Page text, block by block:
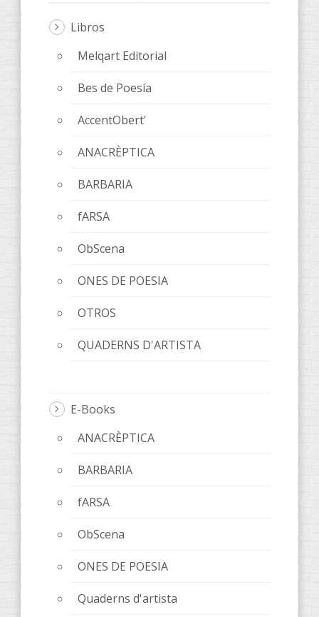
Libros
Melqart Editorial
Bes de Poesía
AccentObert'
ANACRÈPTICA
BARBARIA
fARSA
ObScena
ONES DE POESIA
OTROS
QUADERNS D'ARTISTA
E-Books
ANACRÈPTICA
BARBARIA
fARSA
ObScena
ONES DE POESIA
Quaderns d'artista